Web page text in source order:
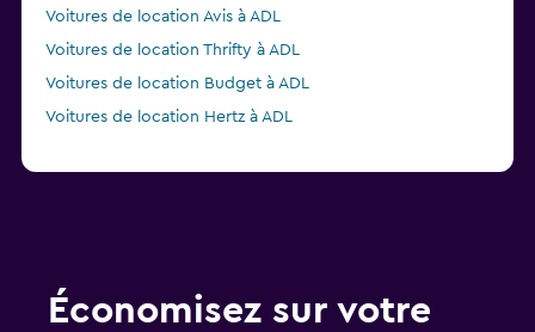
Voitures de location Avis à ADL
Voitures de location Thrifty à ADL
Voitures de location Budget à ADL
Voitures de location Hertz à ADL
Économisez sur votre